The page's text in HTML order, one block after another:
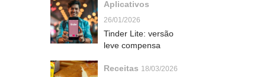
Aplicativos
26/01/2026
Tinder Lite: versão
leve compensa
Receitas 18/03/2026